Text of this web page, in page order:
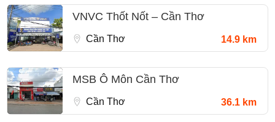
VNVC Thốt Nốt – Cần Thơ
Cần Thơ 14.9 km
MSB Ô Môn Cần Thơ
Cần Thơ 36.1 km